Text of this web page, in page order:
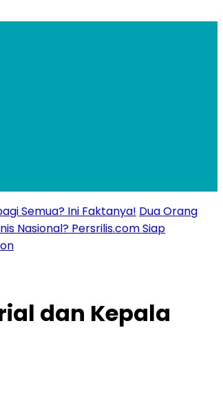
Semua? Ini Faktanya! Dua Orang
Nasional? Persrilis.com Siap
dan Kepala